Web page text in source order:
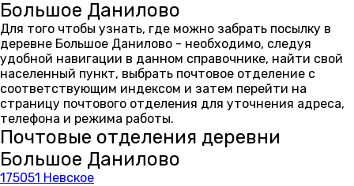
Большое Данилово
Для того чтобы узнать, где можно забрать посылку в
деревне Большое Данилово - необходимо, следуя
удобной навигации в данном справочнике, найти свой
населенный пункт, выбрать почтовое отделение с
соответствующим индексом и затем перейти на
страницу почтового отделения для уточнения адреса,
телефона и режима работы.
Почтовые отделения деревни
Большое Данилово
175051 Невское